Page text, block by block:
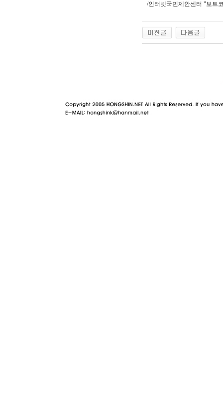
/인터넷국민제안센터 "보트